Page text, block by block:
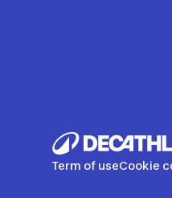
Term of useCookie